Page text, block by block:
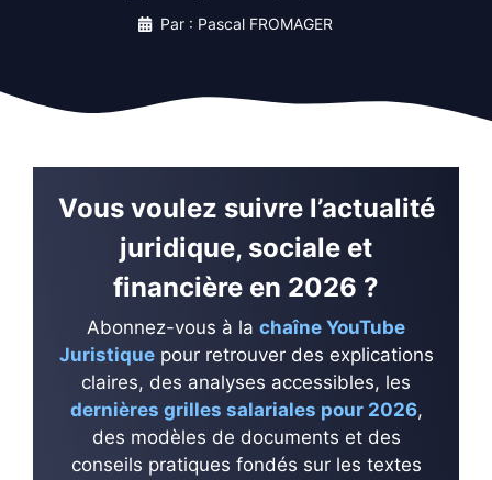
Par : Pascal FROMAGER
Vous voulez suivre l’actualité
juridique, sociale et
financière en 2026 ?
Abonnez-vous à la chaîne YouTube
Juristiquepour retrouver des explications
claires, des analyses accessibles, les
dernières grilles salariales pour 2026,
des modèles de documents et des
conseils pratiques fondés sur les textes